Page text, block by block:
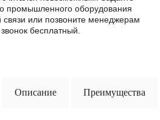
промышленного оборудования
или позвоните менеджерам
бесплатный.
Описание Преимущества